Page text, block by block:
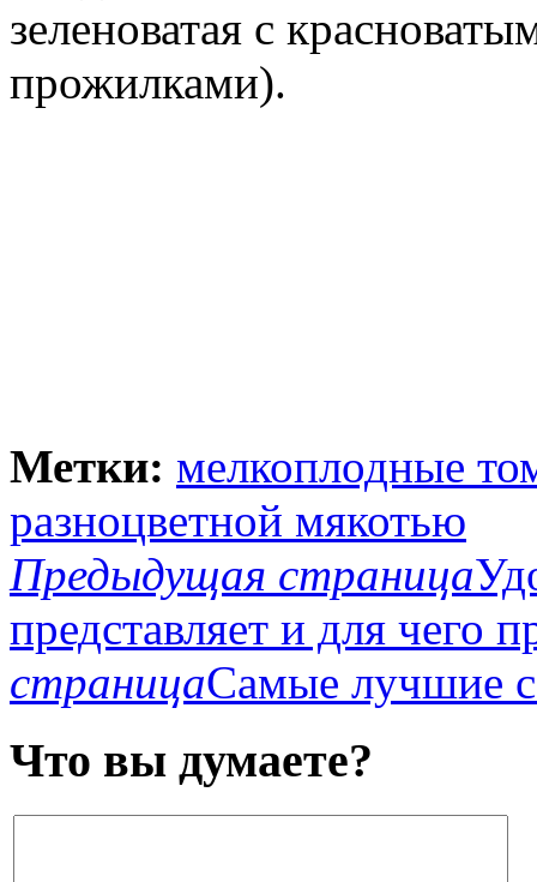
зеленоватая с
прожилками).
Метки: мелкоплодные
разноцветной мякотью
Предыдущая страница
представляет и для чего
страницаСамые лучшие
Что вы думаете?